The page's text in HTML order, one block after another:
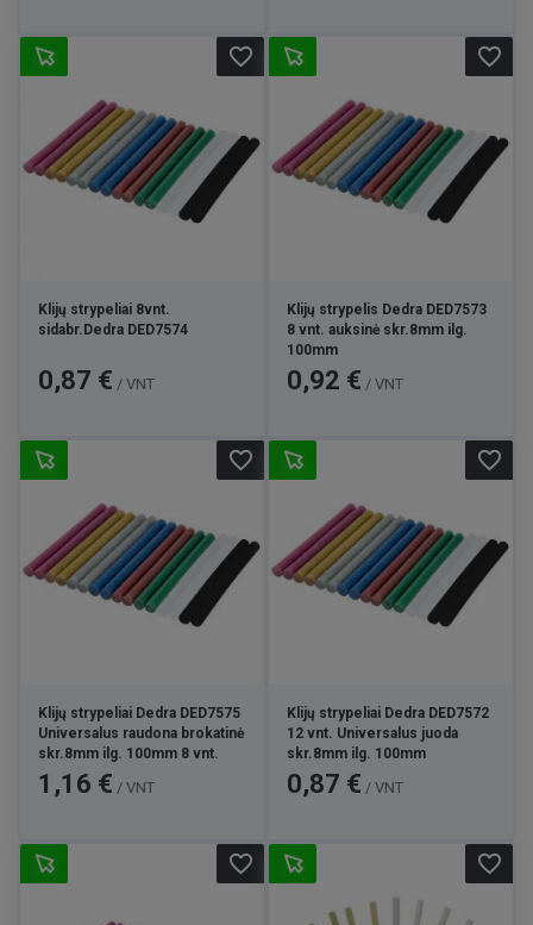
Klijų strypeliai 8vnt.
sidabr.Dedra DED7574
Kaina
0,87 € / VNT
favorite_border
Klijų strypelis Dedra DED7573
8 vnt. auksinė skr.8mm ilg.
100mm
Kaina
0,92 € / VNT
favorite_border
Klijų strypeliai Dedra DED7575
Universalus raudona brokatinė
skr.8mm ilg. 100mm 8 vnt.
Kaina
1,16 € / VNT
favorite_border
Klijų strypeliai Dedra DED7572
12 vnt. Universalus juoda
skr.8mm ilg. 100mm
Kaina
0,87 € / VNT
favorite_border
favorite_border favorite_border